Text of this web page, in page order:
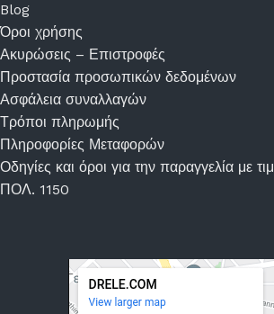
Blog
Όροι χρήσης
Ακυρώσεις – Επιστροφές
Προστασία προσωπικών δεδομένων
Ασφάλεια συναλλαγών
Τρόποι πληρωμής
Πληροφορίες Μεταφορών
Οδηγίες και όροι για την παραγγελία με
ΠΟΛ. 1150